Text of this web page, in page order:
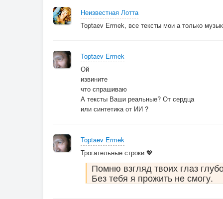
Неизвестная Лотта
Toptaev Ermek, все тексты мои а только
Toptaev Ermek
Ой
извините
что спрашиваю
А тексты Ваши реальные? От сердца
или синтетика от ИИ ?
Toptaev Ermek
Трогательные строки 💖
Помню взгляд твоих глаз
Без тебя я прожить не смогу.